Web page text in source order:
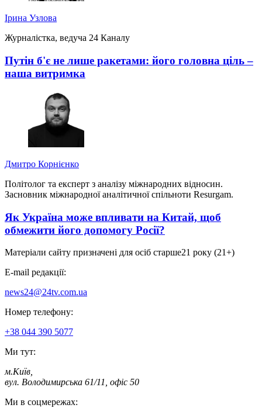
Ірина Узлова
Журналістка, ведуча 24 Каналу
Путін б'є не лише ракетами: його головна ціль –
наша витримка
Дмитро Корнієнко
Політолог та експерт з аналізу міжнародних відносин.
Засновник міжнародної аналітичної спільноти Resurgam.
Як Україна може впливати на Китай, щоб
обмежити його допомогу Росії?
Матеріали сайту призначені для осіб старше21 року (21+)
E-mail редакції:
news24@24tv.com.ua
Номер телефону:
+38 044 390 5077
Ми тут:
м.Київ
вул. Володимирська 61/11, офіс 50
Ми в соцмережах: